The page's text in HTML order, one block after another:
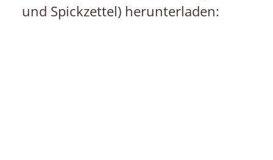
und Spickzettel) herunterladen: